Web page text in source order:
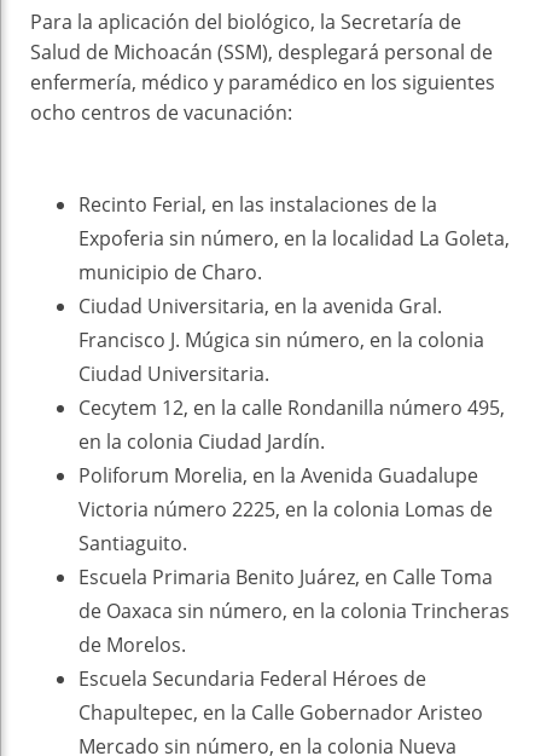
Para la aplicación del biológico, la Secretaría de
Salud de Michoacán (SSM), desplegará personal de
enfermería, médico y paramédico en los siguientes
ocho centros de vacunación:
Recinto Ferial, en las instalaciones de la
Expoferia sin número, en la localidad La Goleta,
municipio de Charo.
Ciudad Universitaria, en la avenida Gral.
Francisco J. Múgica sin número, en la colonia
Ciudad Universitaria.
Cecytem 12, en la calle Rondanilla número 495,
en la colonia Ciudad Jardín.
Poliforum Morelia, en la Avenida Guadalupe
Victoria número 2225, en la colonia Lomas de
Santiaguito.
Escuela Primaria Benito Juárez, en Calle Toma
de Oaxaca sin número, en la colonia Trincheras
de Morelos.
Escuela Secundaria Federal Héroes de
Chapultepec, en la Calle Gobernador Aristeo
Mercado sin número, en la colonia Nueva